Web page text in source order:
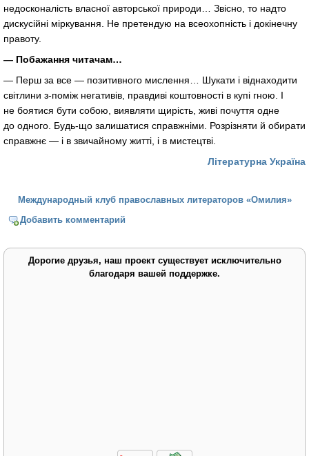
недосконалість власної авторської природи… Звісно, то надто
дискусійні міркування. Не претендую на всеохопність і докінечну
правоту.
— Побажання читачам…
— Перш за все — позитивного мислення… Шукати і віднаходити
світлини з-поміж негативів, правдиві коштовності в купі гною. І
не боятися бути собою, виявляти щирість, живі почуття одне
до одного. Будь-що залишатися справжніми. Розрізняти й обирати
справжнє — і в звичайному житті, і в мистецтві.
Літературна Україна
Международный клуб православных литераторов «Омилия»
Добавить комментарий
Дорогие друзья, наш проект существует исключительно
благодаря вашей поддержке.